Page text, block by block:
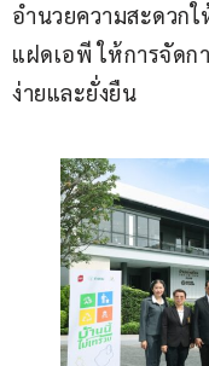
อำนวยความสะดวก
แฝดเอพี ให้การจัดก
ง่ายและยั่งยืน